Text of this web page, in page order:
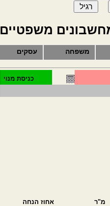
משפטיים
משפחה עסקים
כניסת מנוי
אחוז הנחה מ"ר